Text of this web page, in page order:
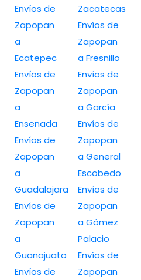
Envíos de
Zapopan
a
Ecatepec
Envíos de
Zapopan
a
Ensenada
Envíos de
Zapopan
a
Guadalajara
Envíos de
Zapopan
a
Guanajuato
Envíos de
Zacatecas
Envíos de
Zapopan
a Fresnillo
Envíos de
Zapopan
a García
Envíos de
Zapopan
a General
Escobedo
Envíos de
Zapopan
a Gómez
Palacio
Envíos de
Zapopan